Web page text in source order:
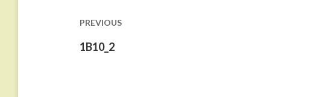
PREVIOUS
Previous
1B10_2